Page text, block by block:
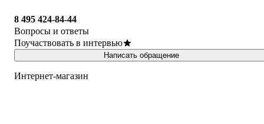
8 495 424-84-44
Вопросы и ответы
Поучаствовать в интервью
Написать обращение
Интернет-магазин